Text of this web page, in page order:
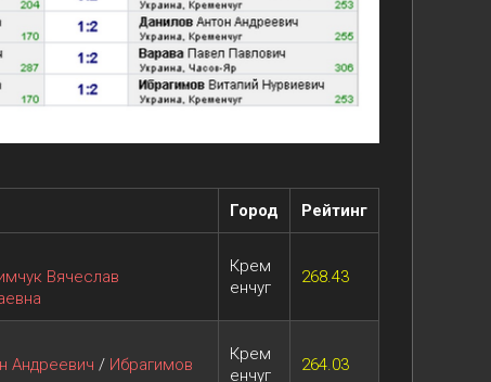
Город Рейтинг
Вячеслав
Крем
енчуг
268.43
Андреевич / Ибрагимов
Крем
енчуг
264.03